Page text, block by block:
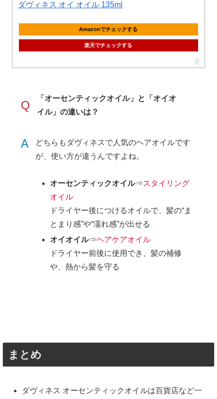
ダヴィネス オイ オイル 135ml
Amazonでチェックする
楽天でチェックする
Q
「オーセンティックオイル」と「オイオ
イル」の違いは？
A
どちらもダヴィネスで人気のヘアオイルです
が、使い方が違うんですよね。
オーセンティックオイル⇒スタイリング
オイル
ドライヤー後につけるオイルで、髪の“ま
とまり感”や“濡れ感”が出せる
オイオイル⇒ヘアケアオイル
ドライヤー前後に使用でき、髪の補修
や、熱から髪を守る
まとめ
ダヴィネス オーセンティックオイルは百貨店など一